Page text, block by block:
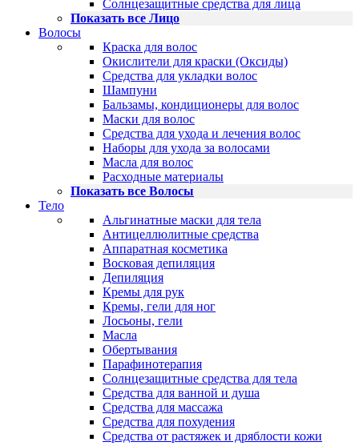
Солнцезащитные средства для лица
Показать все Лицо
Волосы
Краска для волос
Окислители для краски (Оксиды)
Средства для укладки волос
Шампуни
Бальзамы, кондиционеры для волос
Маски для волос
Средства для ухода и лечения волос
Наборы для ухода за волосами
Масла для волос
Расходные материалы
Показать все Волосы
Тело
Альгинатные маски для тела
Антицеллюлитные средства
Аппаратная косметика
Восковая депиляция
Депиляция
Кремы для рук
Кремы, гели для ног
Лосьоны, гели
Масла
Обертывания
Парафинотерапия
Солнцезащитные средства для тела
Средства для ванной и душа
Средства для массажа
Средства для похудения
Средства от растяжек и дряблости кожи